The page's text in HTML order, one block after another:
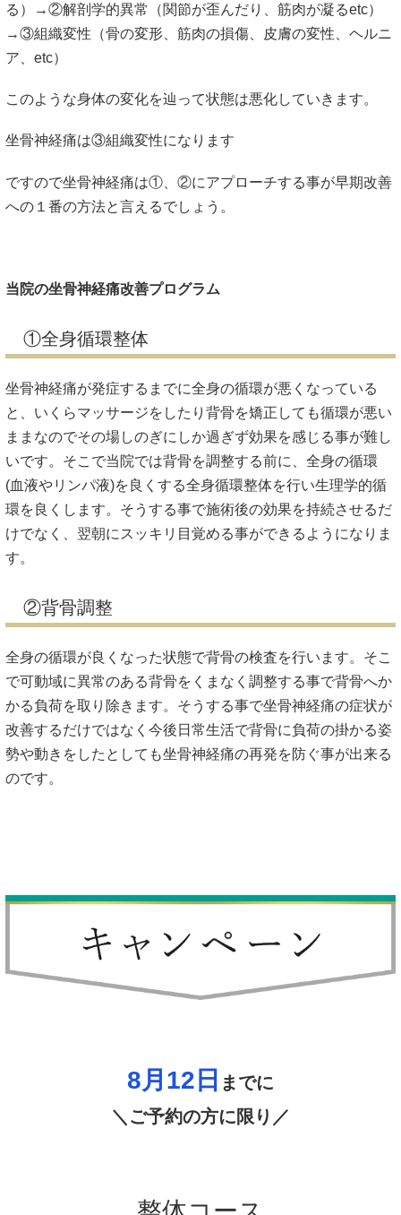
る）→②解剖学的異常（関節が歪んだり、筋肉が凝るetc）
→③組織変性（骨の変形、筋肉の損傷、皮膚の変性、ヘルニ
ア、etc）
このような身体の変化を辿って状態は悪化していきます。
坐骨神経痛は③組織変性になります
ですので坐骨神経痛は①、②にアプローチする事が早期改善
への１番の方法と言えるでしょう。
当院の坐骨神経痛改善プログラム
①全身循環整体
坐骨神経痛が発症するまでに全身の循環が悪くなっている
と、いくらマッサージをしたり背骨を矯正しても循環が悪い
ままなのでその場しのぎにしか過ぎず効果を感じる事が難し
いです。そこで当院では背骨を調整する前に、全身の循環
(血液やリンパ液)を良くする全身循環整体を行い生理学的循
環を良くします。そうする事で施術後の効果を持続させるだ
けでなく、翌朝にスッキリ目覚める事ができるようになりま
す。
②背骨調整
全身の循環が良くなった状態で背骨の検査を行います。そこ
で可動域に異常のある背骨をくまなく調整する事で背骨へか
かる負荷を取り除きます。そうする事で坐骨神経痛の症状が
改善するだけではなく今後日常生活で背骨に負荷の掛かる姿
勢や動きをしたとしても坐骨神経痛の再発を防ぐ事が出来る
のです。
8月12 日 までに
＼ご予約の方に限り／